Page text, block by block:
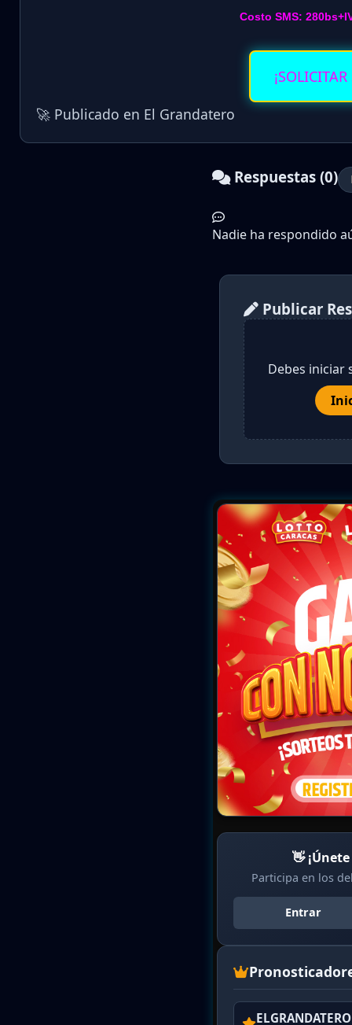
Costo SMS:
🚀 Publicado en El Grandatero
Respuestas (0)
Nadie ha respondido
Publicar
Debes iniciar
👋
Participa en los
Entrar